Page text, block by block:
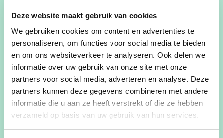
Deze website maakt gebruik van cookies
We gebruiken cookies om content en advertenties te
personaliseren, om functies voor social media te bieden
en om ons websiteverkeer te analyseren. Ook delen we
informatie over uw gebruik van onze site met onze
partners voor social media, adverteren en analyse. Deze
partners kunnen deze gegevens combineren met andere
informatie die u aan ze heeft verstrekt of die ze hebben
verzameld op basis van uw gebruik van hun services.
voor alle vragen over leren, maar ook een open
kenniscentrum dat het nieuwe leren helpt
uitdragen en waar partners in de wereld van
onderwijs en opleiding elkaar vinden. Ook het
belang van ontmoeting en verbinding en uitbouw
tot een waar centrum, waar in samenwerking een
treffen is tussen onderwijs, cultuur, vrije tijd en
leren, mag niet onderschat worden.
Op die manier bereiden we onze inwoners voor